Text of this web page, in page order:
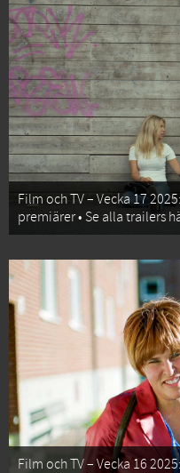
Film och TV – Vecka 17
premiärer • Se alla trailers
Film och TV – Vecka 16